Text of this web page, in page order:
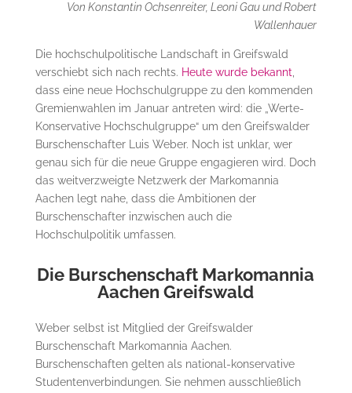
Von Konstantin Ochsenreiter, Leoni Gau und Robert
Wallenhauer
Die hochschulpolitische Landschaft in Greifswald
verschiebt sich nach rechts. Heute wurde bekannt,
dass eine neue Hochschulgruppe zu den kommenden
Gremienwahlen im Januar antreten wird: die „Werte-
Konservative Hochschulgruppe“ um den Greifswalder
Burschenschafter Luis Weber. Noch ist unklar, wer
genau sich für die neue Gruppe engagieren wird. Doch
das weitverzweigte Netzwerk der Markomannia
Aachen legt nahe, dass die Ambitionen der
Burschenschafter inzwischen auch die
Hochschulpolitik umfassen.
Die Burschenschaft Markomannia
Aachen Greifswald
Weber selbst ist Mitglied der Greifswalder
Burschenschaft Markomannia Aachen.
Burschenschaften gelten als national-konservative
Studentenverbindungen. Sie nehmen ausschließlich